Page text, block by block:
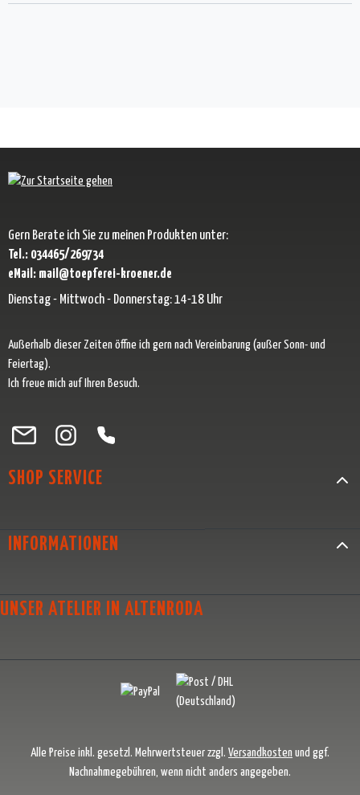
Gern Berate ich Sie zu meinen Produkten unter:
Tel.: 034465/269734
eMail: mail@toepferei-kroener.de
Dienstag - Mittwoch - Donnerstag: 14-18 Uhr
Außerhalb dieser Zeiten öffne ich gern nach Vereinbarung (außer Sonn- und
Feiertag).
Ich freue mich auf Ihren Besuch.
Besuche uns auf Facebook – öffnet in neuem Tab (externer Link)
Schau auf Instagram vorbei – öffnet in neuem Tab (externer Link)
Lass dich auf Pinterest inspirieren – öffnet in neuem Tab
Folge uns auf X – öffnet in neuem Tab (externer Link)
SHOP SERVICE
INFORMATIONEN
UNSER ATELIER IN ALTENRODA
Alle Preise inkl. gesetzl. Mehrwertsteuer zzgl. Versandkosten und ggf.
Nachnahmegebühren, wenn nicht anders angegeben.